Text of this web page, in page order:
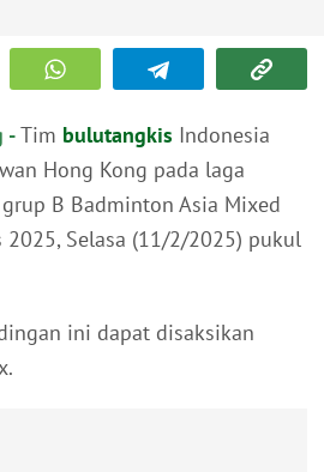
-Tim bulutangkis Indonesia
Hong Kong pada laga
B Badminton Asia Mixed
2025, Selasa (11/2/2025) pukul
ini dapat disaksikan